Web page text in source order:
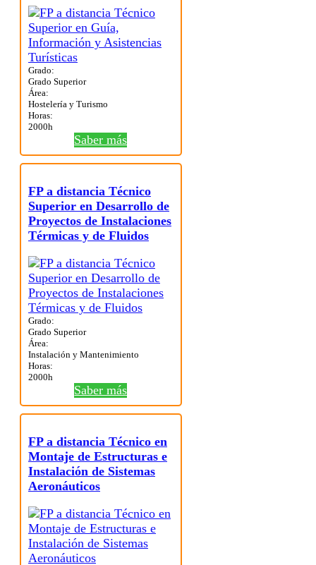
Grado:
Grado Superior
Área:
Hostelería y Turismo
Horas:
2000h
Saber más
FP a distancia Técnico
Superior en Desarrollo de
Proyectos de Instalaciones
Térmicas y de Fluidos
Grado:
Grado Superior
Área:
Instalación y Mantenimiento
Horas:
2000h
Saber más
FP a distancia Técnico en
Montaje de Estructuras e
Instalación de Sistemas
Aeronáuticos